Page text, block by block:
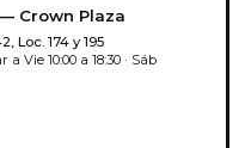
Crown Plaza
Loc. 174 y 195
a Vie 10:00 a 18:30 · Sáb